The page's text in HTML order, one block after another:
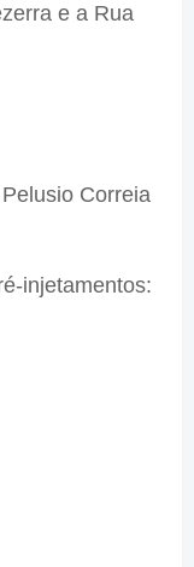
e a Rua
Correia
injetamentos: